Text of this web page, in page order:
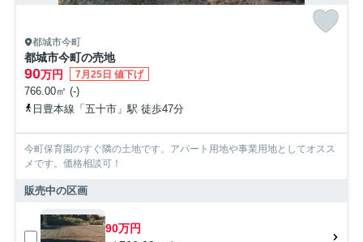
都城市今町
都城市今町の売地
90万円 7月25日 値下げ
766.00㎡ (-)
日豊本線「五十市」駅 徒歩47分
今町保育園のすぐ隣の土地です。アパート用地や事業用地としてオスス
メです。価格相談可！
販売中の区画
90万円